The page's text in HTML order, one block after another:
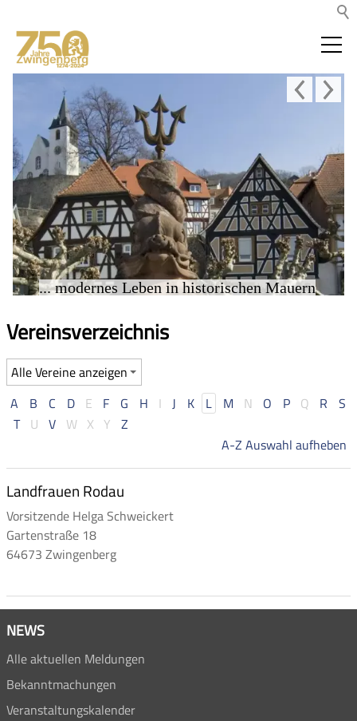
... modernes Leben in historischen Mauern
Vereinsverzeichnis
A B C D E F G H I J K L M N O P Q R
S
T U V W X Y Z
A-Z Auswahl aufheben
Landfrauen Rodau
Vorsitzende Helga Schweickert
Gartenstraße 18
64673 Zwingenberg
NEWS
Alle aktuellen Meldungen
Bekanntmachungen
Veranstaltungskalender